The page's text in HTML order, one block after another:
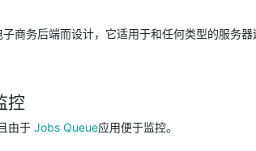
商务后端而设计，它适用于和任何类型的服务器
控
由于 Jobs Queue应用便于监控。